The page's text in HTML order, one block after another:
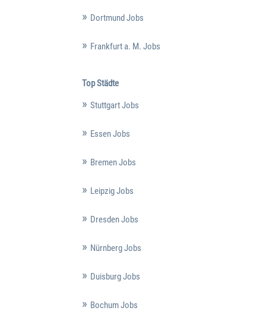
Dortmund Jobs
Frankfurt a. M. Jobs
Top Städte
Stuttgart Jobs
Essen Jobs
Bremen Jobs
Leipzig Jobs
Dresden Jobs
Nürnberg Jobs
Duisburg Jobs
Bochum Jobs